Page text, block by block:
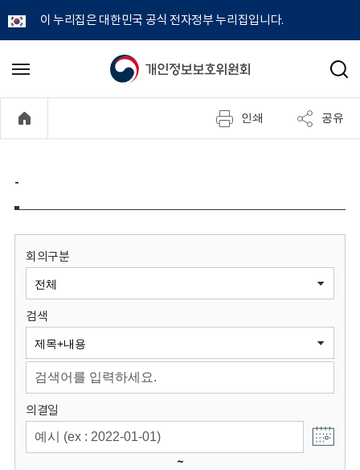
이 누리집은 대한민국 공식 전자정부 누리집입니다.
개
정
보
원
회
메
기
검
인쇄 공유
-
회의구분
검색
의결일
~